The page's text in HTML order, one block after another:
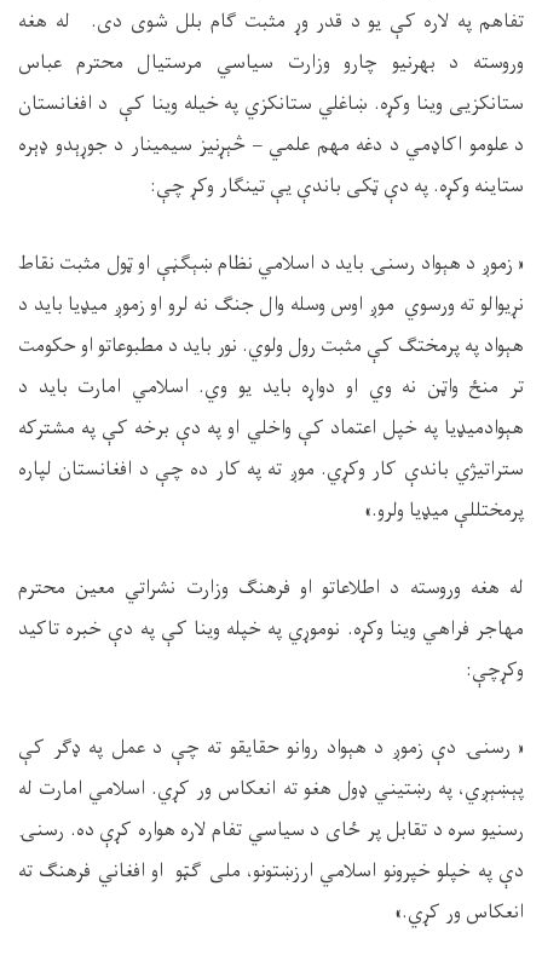
تفاهم په لاره کې یو د قدر وړ مثبت ګام بلل شوی دی. له هغه
وروسته د بهرنیو چارو وزارت سیاسي مرستیال محترم عباس
ستانکزیی وینا وکړه. ښاغلي ستانکزي په خيله وینا کې د افغانستان
د علومو اکاډمي د دغه مهم علمي – څېړنیز سیمینار د جوړېدو ډېره
ستاینه وکړه. په دې ټکی باندې یې تینګار وکړ چې:
« زموږ د هېواد رسنۍ باید د اسلامي نظام ښېګڼې او ټول مثبت نقاط
نړیوالو ته ورسوي موږ اوس وسله وال جنګ نه لرو او زموږ میډیا باید د
هېواد په پرمختګ کې مثبت رول ولوي. نور باید د مطبوعاتو او حکومت
تر منځ واټن نه وي او دواړه باید یو وي. اسلامي امارت باید د
هېوادمیډیا په خپل اعتماد کې واخلي او په دې برخه کې په مشترکه
ستراتیژي باندې کار وکړي. موږ ته په کار ده چې د افغانستان لپاره
پرمختللې میډیا ولرو.»
له هغه وروسته د اطلاعاتو او فرهنګ وزارت نشراتي معین محترم
مهاجر فراهي وینا وکړه. نوموړي په خپله وینا کې په دې خبره تاکید
وکړچې:
« رسنۍ دې زموږ د هېواد روانو حقایقو ته چې د عمل په ډګر کې
پېښېږي، په رښتیني ډول هغو ته انعکاس ور کړي. اسلامي امارت له
رسنیو سره د تقابل پر ځای د سیاسي تفام لاره هواره کړې ده. رسنۍ
دې په خپلو خپرونو اسلامي ارزښتونو، ملی ګټو او افغاني فرهنګ ته
انعکاس ور کړي.»